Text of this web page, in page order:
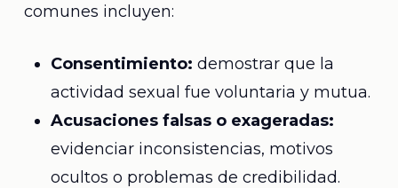
comunes incluyen:
Consentimiento: demostrar que la
actividad sexual fue voluntaria y mutua.
Acusaciones falsas o exageradas:
evidenciar inconsistencias, motivos
ocultos o problemas de credibilidad.